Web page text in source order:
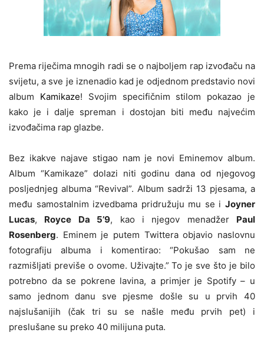
Prema riječima mnogih radi se o najboljem rap izvođaču na
svijetu, a sve je iznenadio kad je odjednom predstavio novi
album Kamikaze! Svojim specifičnim stilom pokazao je
kako je i dalje spreman i dostojan biti među najvećim
izvođačima rap glazbe.
Bez ikakve najave stigao nam je novi Eminemov album.
Album “Kamikaze” dolazi niti godinu dana od njegovog
posljednjeg albuma “Revival”. Album sadrži 13 pjesama, a
među samostalnim izvedbama pridružuju mu se i Joyner
Lucas, Royce Da 5’9, kao i njegov menadžer Paul
Rosenberg. Eminem je putem Twittera objavio naslovnu
fotografiju albuma i komentirao: “Pokušao sam ne
razmišljati previše o ovome. Uživajte.” To je sve što je bilo
potrebno da se pokrene lavina, a primjer je Spotify – u
samo jednom danu sve pjesme došle su u prvih 40
najslušanijih (čak tri su se našle među prvih pet) i
preslušane su preko 40 milijuna puta.